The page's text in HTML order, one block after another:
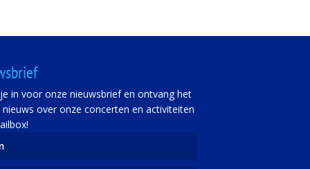
in voor onze nieuwsbrief en ontvang het
over onze concerten en activiteiten